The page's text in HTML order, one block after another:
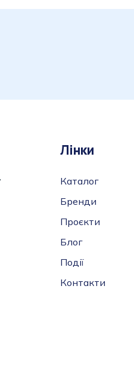
Лінки
Каталог
Бренди
Проєкти
Блог
Події
Контакти